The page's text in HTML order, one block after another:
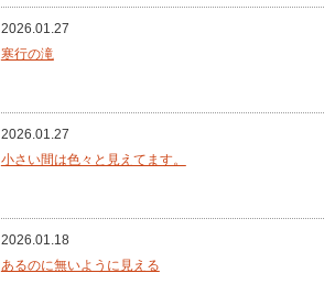
2026.01.27
寒行の滝
2026.01.27
小さい間は色々と見えてます。
2026.01.18
あるのに無いように見える